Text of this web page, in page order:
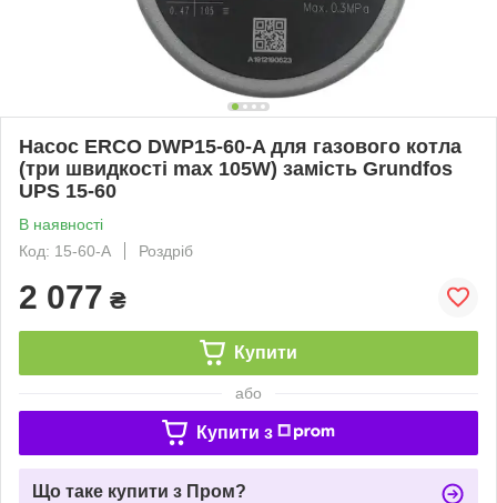
Насос ERCO DWP15-60-A для газового котла
(три швидкості max 105W) замість Grundfos
UPS 15-60
В наявності
Код: 15-60-A
Роздріб
2 077 ₴
Купити
або
Купити з
Що таке купити з Пром?